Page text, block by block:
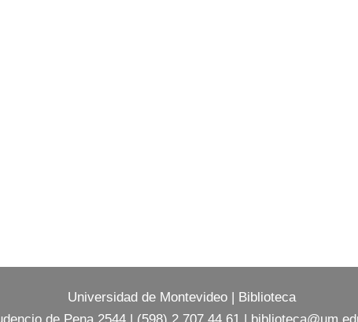
Universidad de Montevideo | Biblioteca